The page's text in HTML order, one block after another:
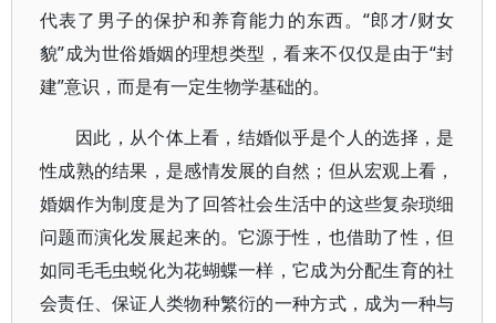
代表了男子的保护和养育能力的东西。“郎才/财女
貌”成为世俗婚姻的理想类型，看来不仅仅是由于“封
建”意识，而是有一定生物学基础的。
因此，从个体上看，结婚似乎是个人的选择，是
性成熟的结果，是感情发展的自然；但从宏观上看，
婚姻作为制度是为了回答社会生活中的这些复杂琐细
问题而演化发展起来的。它源于性，也借助了性，但
如同毛毛虫蜕化为花蝴蝶一样，它成为分配生育的社
会责任、保证人类物种繁衍的一种方式，成为一种与